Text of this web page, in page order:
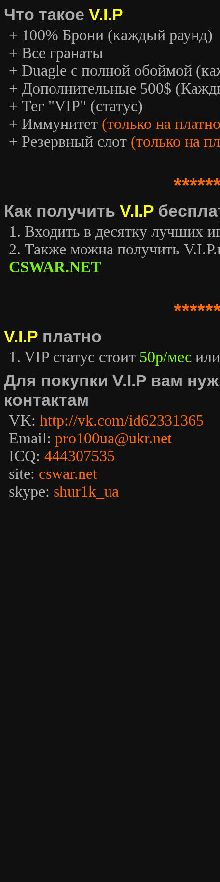
Что такое V.I.P
+ 100% Брони (каждый раунд)
+ Все гранаты
+ Duagle с полной обоймой
+ Дополнительные 500$
+ Тег "VIP" (статус)
+ Иммунитет (только на
+ Резервный слот (только на
Как получить V.I.P
1. Входить в десятку лучших
2. Также можна получить
CSWAR.NET
V.I.P платно
1. VIP статус стоит 50р/мес
Для покупки V.I.P вам
контактам
VK: http://vk.com/id62331365
Email: pro100ua@ukr.net
ICQ: 444307535
site: cswar.net
skype: shur1k_ua